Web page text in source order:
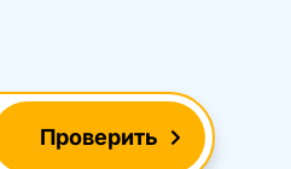
Проверить